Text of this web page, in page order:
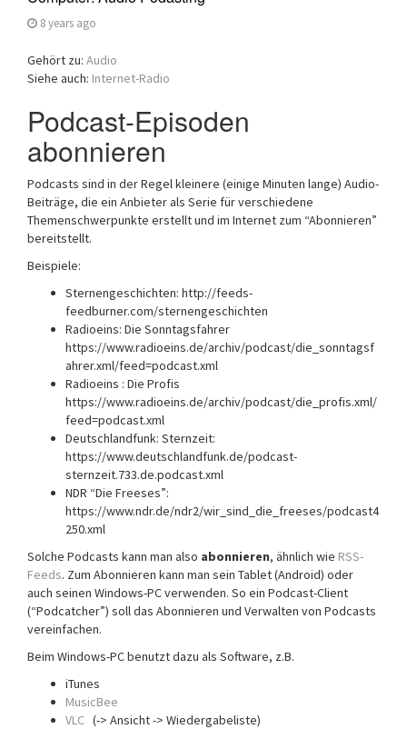
8 years ago
Gehört zu: Audio
Siehe auch: Internet-Radio
Podcast-Episoden
abonnieren
Podcasts sind in der Regel kleinere (einige Minuten lange) Audio-
Beiträge, die ein Anbieter als Serie für verschiedene
Themenschwerpunkte erstellt und im Internet zum “Abonnieren”
bereitstellt.
Beispiele:
Sternengeschichten: http://feeds-
feedburner.com/sternengeschichten
Radioeins: Die Sonntagsfahrer
https://www.radioeins.de/archiv/podcast/die_sonntagsf
ahrer.xml/feed=podcast.xml
Radioeins : Die Profis
https://www.radioeins.de/archiv/podcast/die_profis.xml/
feed=podcast.xml
Deutschlandfunk: Sternzeit:
https://www.deutschlandfunk.de/podcast-
sternzeit.733.de.podcast.xml
NDR “Die Freeses”:
https://www.ndr.de/ndr2/wir_sind_die_freeses/podcast4
250.xml
Solche Podcasts kann man also abonnieren, ähnlich wie RSS-
Feeds. Zum Abonnieren kann man sein Tablet (Android) oder
auch seinen Windows-PC verwenden. So ein Podcast-Client
(“Podcatcher”) soll das Abonnieren und Verwalten von Podcasts
vereinfachen.
Beim Windows-PC benutzt dazu als Software, z.B.
iTunes
MusicBee
VLC (-> Ansicht -> Wiedergabeliste)